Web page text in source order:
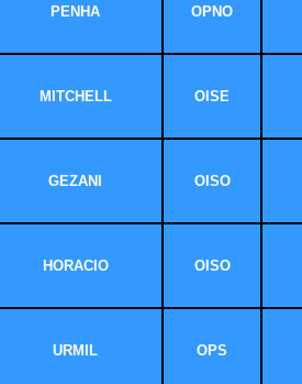
PENHA OPNO
MITCHELL OISE
GEZANI OISO
HORACIO OISO
URMIL OPS